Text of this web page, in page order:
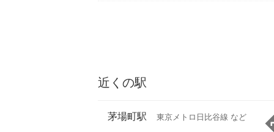
近くの駅
茅場町駅 東京メトロ日比谷線 など